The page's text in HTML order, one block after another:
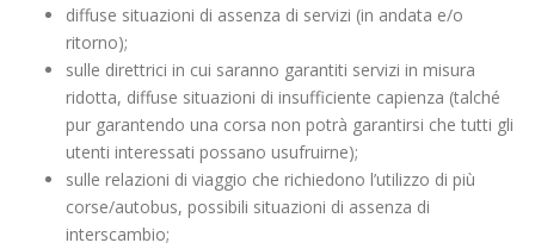
diffuse situazioni di assenza di servizi (in andata e/o
ritorno);
sulle direttrici in cui saranno garantiti servizi in misura
ridotta, diffuse situazioni di insufficiente capienza (talché
pur garantendo una corsa non potrà garantirsi che tutti gli
utenti interessati possano usufruirne);
sulle relazioni di viaggio che richiedono l’utilizzo di più
corse/autobus, possibili situazioni di assenza di
interscambio;